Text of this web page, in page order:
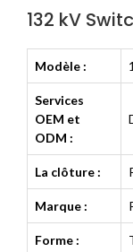
132 kV
Modèle :
Services
OEM et
ODM :
La clôture :
Marque :
Forme :